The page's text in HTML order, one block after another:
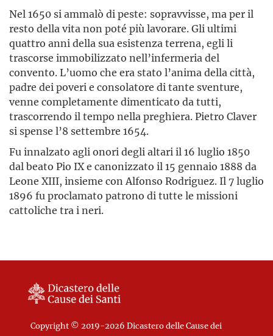
Nel 1650 si ammalò di peste: sopravvisse, ma per il
resto della vita non poté più lavorare. Gli ultimi
quattro anni della sua esistenza terrena, egli li
trascorse immobilizzato nell’infermeria del
convento. L’uomo che era stato l’anima della città,
padre dei poveri e consolatore di tante sventure,
venne completamente dimenticato da tutti,
trascorrendo il tempo nella preghiera. Pietro Claver
si spense l’8 settembre 1654.
Fu innalzato agli onori degli altari il 16 luglio 1850
dal beato Pio IX e canonizzato il 15 gennaio 1888 da
Leone XIII, insieme con Alfonso Rodriguez. Il 7 luglio
1896 fu proclamato patrono di tutte le missioni
cattoliche tra i neri.
Copyright © 2019-2026 Dicastero delle Cause dei